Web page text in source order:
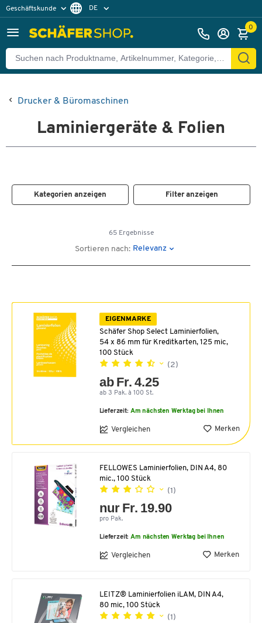
Geschäftskunde DE
0
Drucker & Büromaschinen
Laminiergeräte & Folien
Kategorien anzeigen Filter anzeigen
65 Ergebnisse
Sortieren nach: Relevanz
EIGENMARKE
Schäfer Shop Select Laminierfolien,
54 x 86 mm für Kreditkarten, 125 mic,
100 Stück
(2)
ab Fr. 4.25
ab 3 Pak. à 100 St.
Lieferzeit: Am nächsten Werktag bei Ihnen
Vergleichen Merken
FELLOWES Laminierfolien, DIN A4, 80
mic., 100 Stück
(1)
nur Fr. 19.90
pro Pak.
Lieferzeit:Am nächsten Werktag bei Ihnen
Vergleichen Merken
LEITZ® Laminierfolien iLAM, DIN A4,
80 mic, 100 Stück
(1)